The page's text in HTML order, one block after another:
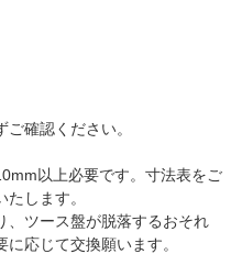
確認ください。
以上必要です。寸法表をご
します。
、ツース盤が脱落するおそれ
応じて交換願います。